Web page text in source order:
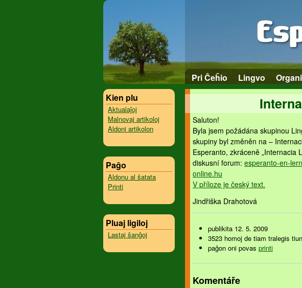
Pri Ĉeĥio Lingvo
Kien plu
Aktualaĵoj
Malnovaj artikoloj
Aldoni artikolon
Paĝo
Aldonu al ŝatata
Printi
Pluaj ligiloj
Lastaj ŝanĝoj
Saluton!
Byla jsem požádána skupinou
skupiny byl změněn na –
Esperanto, zkráceně „Internacia
diskusní forum: esperanto-en-
online.hu
V příloze je český text.
Jindřiška Drahotová
publikita 12. 5. 2009
3523 homoj de tiam tralegis
paĝon oni povas printi
Komentáře